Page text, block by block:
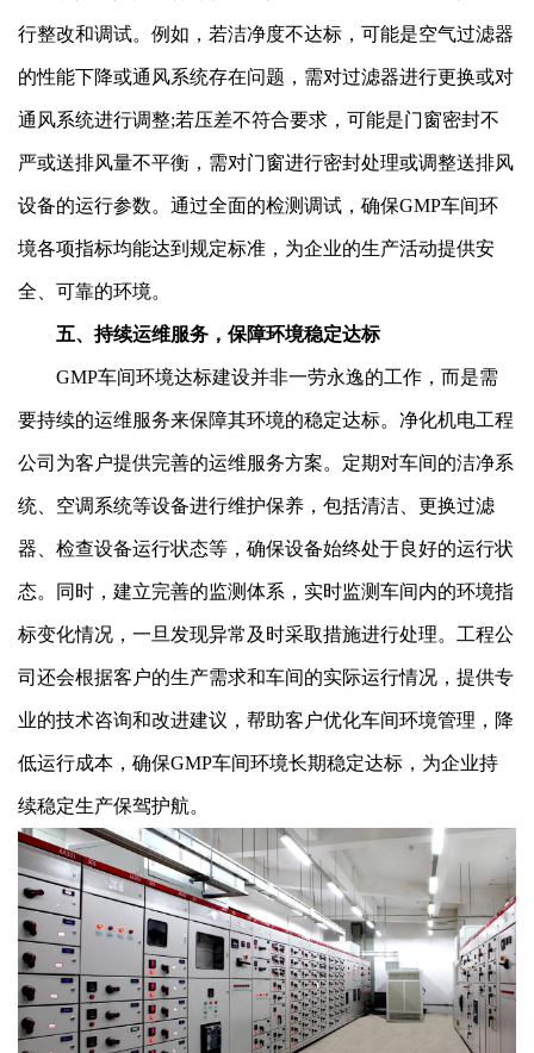
行整改和调试。例如，若洁净度不达标，可能是空气过滤器
的性能下降或通风系统存在问题，需对过滤器进行更换或对
通风系统进行调整;若压差不符合要求，可能是门窗密封不
严或送排风量不平衡，需对门窗进行密封处理或调整送排风
设备的运行参数。通过全面的检测调试，确保GMP车间环
境各项指标均能达到规定标准，为企业的生产活动提供安
全、可靠的环境。
五、持续运维服务，保障环境稳定达标
GMP车间环境达标建设并非一劳永逸的工作，而是需
要持续的运维服务来保障其环境的稳定达标。净化机电工程
公司为客户提供完善的运维服务方案。定期对车间的洁净系
统、空调系统等设备进行维护保养，包括清洁、更换过滤
器、检查设备运行状态等，确保设备始终处于良好的运行状
态。同时，建立完善的监测体系，实时监测车间内的环境指
标变化情况，一旦发现异常及时采取措施进行处理。工程公
司还会根据客户的生产需求和车间的实际运行情况，提供专
业的技术咨询和改进建议，帮助客户优化车间环境管理，降
低运行成本，确保GMP车间环境长期稳定达标，为企业持
续稳定生产保驾护航。